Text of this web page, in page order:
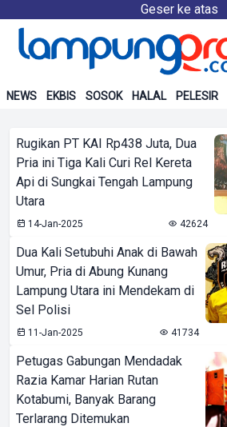
Geser ke atas
NEWS EKBIS SOSOK HALAL PELESIR
Rugikan PT KAI Rp438 Juta, Dua
Pria ini Tiga Kali Curi Rel Kereta
Api di Sungkai Tengah Lampung
Utara
14-Jan-2025 42624
Dua Kali Setubuhi Anak di Bawah
Umur, Pria di Abung Kunang
Lampung Utara ini Mendekam di
Sel Polisi
11-Jan-2025 41734
Petugas Gabungan Mendadak
Razia Kamar Harian Rutan
Kotabumi, Banyak Barang
Terlarang Ditemukan